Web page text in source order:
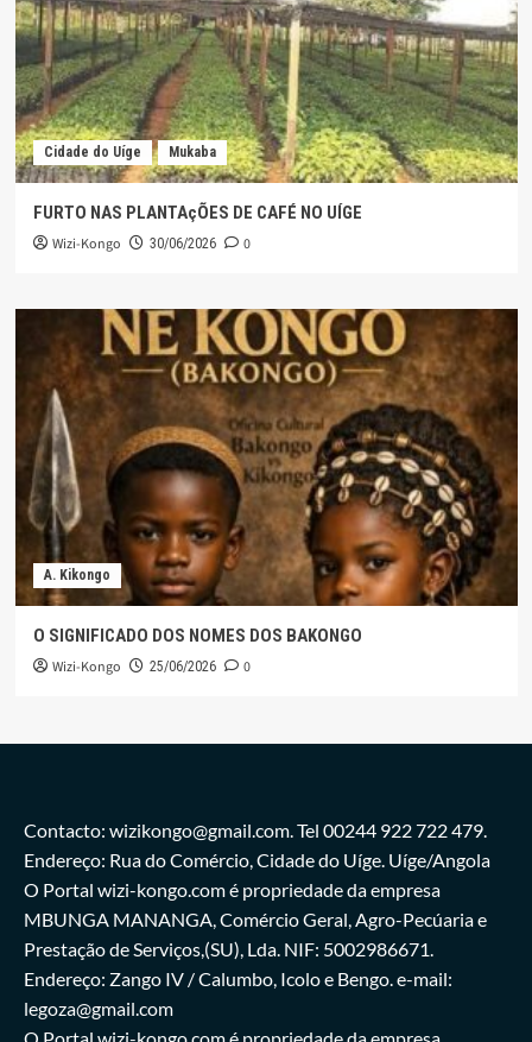
Cidade do Uíge Mukaba
FURTO NAS PLANTAçÕES DE CAFÉ NO UÍGE
Wizi-Kongo 30/06/2026 0
A. Kikongo
O SIGNIFICADO DOS NOMES DOS BAKONGO
Wizi-Kongo 25/06/2026 0
Contacto: wizikongo@gmail.com. Tel 00244 922 722 479.
Endereço: Rua do Comércio, Cidade do Uíge. Uíge/Angola
O Portal wizi-kongo.com é propriedade da empresa
MBUNGA MANANGA, Comércio Geral, Agro-Pecúaria e
Prestação de Serviços,(SU), Lda. NIF: 5002986671.
Endereço: Zango IV / Calumbo, Icolo e Bengo. e-mail:
legoza@gmail.com
O Portal wizi-kongo.com é propriedade da empresa